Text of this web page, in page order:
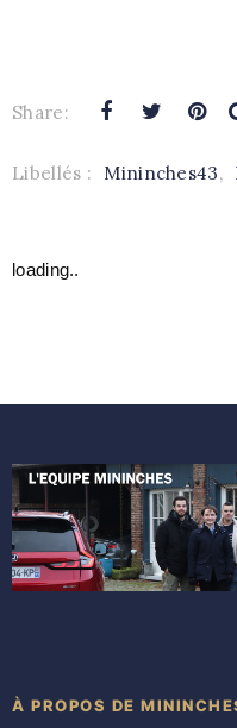
Share:
Libellés : Mininches43,
loading..
À PROPOS DE